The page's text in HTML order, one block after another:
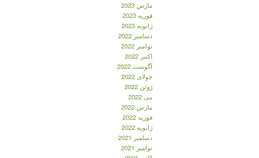
مارس 2023
فوریه 2023
ژانویه 2023
دسامبر 2022
نوامبر 2022
اکتبر 2022
آگوست 2022
جولای 2022
ژوئن 2022
می 2022
مارس 2022
فوریه 2022
ژانویه 2022
دسامبر 2021
نوامبر 2021